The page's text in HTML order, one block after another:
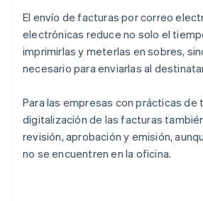
El envío de facturas por correo
electrónicas reduce no solo el
imprimirlas y meterlas en sobres,
necesario para enviarlas al
Para las empresas con prácticas de
digitalización de las facturas
revisión, aprobación y emisión,
no se encuentren en la oficina.